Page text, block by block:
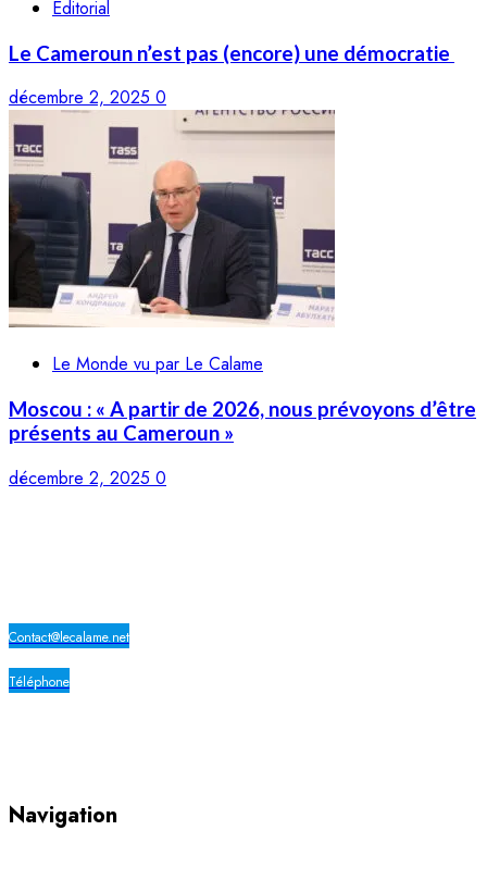
Editorial
Le Cameroun n’est pas (encore) une démocratie
décembre 2, 2025 0
Le Monde vu par Le Calame
Moscou : « A partir de 2026, nous prévoyons d’être
présents au Cameroun »
décembre 2, 2025 0
Contact@lecalame.net
Téléphone
Navigation